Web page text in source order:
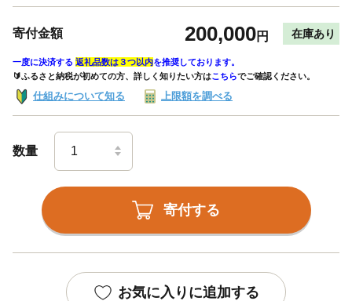
寄付金額 200,000円 在庫あり
一度に決済する 返礼品数は３つ以内を推奨しております。
🔰ふるさと納税が初めての方、詳しく知りたい方はこちらでご確認ください。
仕組みについて知る 上限額を調べる
数量
寄付する
お気に入りに追加する